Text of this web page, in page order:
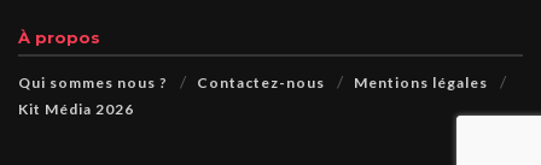
À propos
Qui sommes nous ? Contactez-nous
Mentions légales
Kit Média 2026